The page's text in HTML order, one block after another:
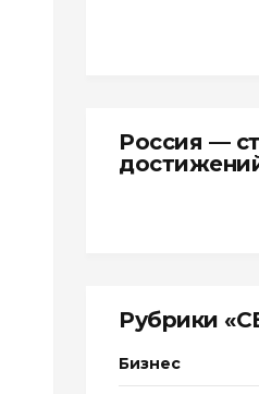
Россия —
Рубрики
Бизнес